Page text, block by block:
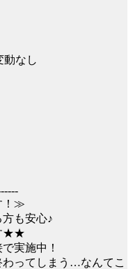
動なし
！≫
も安心♪
★★
実施中！
わってしまう…なんてこ